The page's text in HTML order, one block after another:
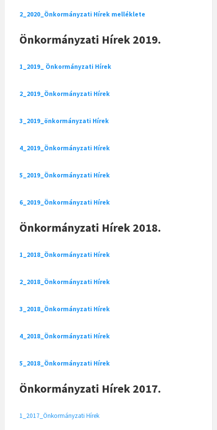
2_2020_Önkormányzati Hírek melléklete
Önkormányzati Hírek 2019.
1_2019_ Önkormányzati Hírek
2_2019_Önkormányzati Hírek
3_2019_önkormányzati Hírek
4_2019_Önkormányzati Hírek
5_2019_Önkormányzati Hírek
6_2019_Önkormányzati Hírek
Önkormányzati Hírek 2018.
1_2018_Önkormányzati Hírek
2_2018_Önkormányzati Hírek
3_2018_Önkormányzati Hírek
4_2018_Önkormányzati Hírek
5_2018_Önkormányzati Hírek
Önkormányzati Hírek 2017.
1_2017_Önkormányzati Hírek